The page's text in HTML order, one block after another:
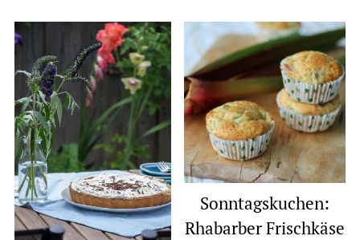
Sonntagskuchen:
Rhabarber Frischkäse